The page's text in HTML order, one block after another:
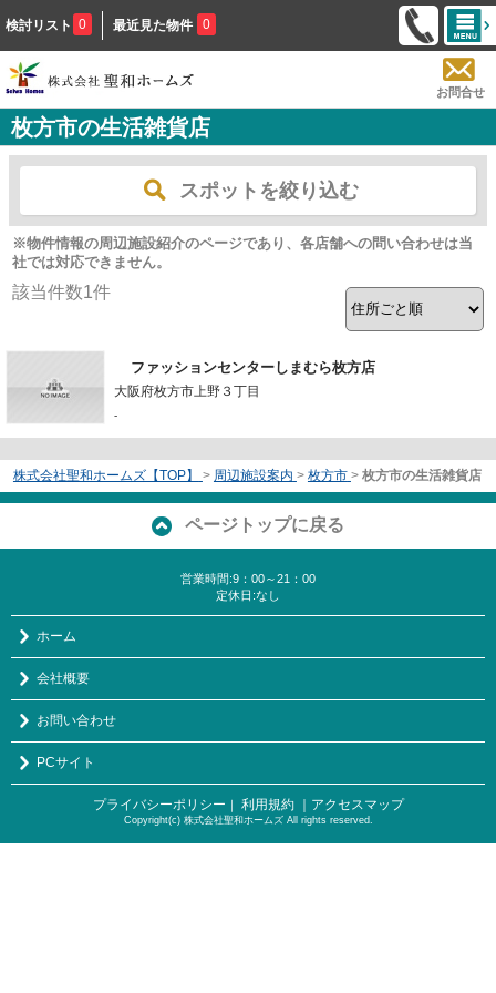
検討リスト 0 最近見た物件 0
お問合せ
枚方市の生活雑貨店
スポットを絞り込む
※物件情報の周辺施設紹介のページであり、各店舗への問い合わせは当
社では対応できません。
該当件数1件
ファッションセンターしまむら枚方店
大阪府枚方市上野３丁目
-
株式会社聖和ホームズ【TOP】 > 周辺施設案内 > 枚方市 > 枚方市の生活雑貨店
ページトップに戻る
営業時間:9：00～21：00
定休日:なし
ホーム
会社概要
お問い合わせ
PCサイト
プライバシーポリシー ｜ 利用規約 ｜アクセスマップ
Copyright(c) 株式会社聖和ホームズ All rights reserved.